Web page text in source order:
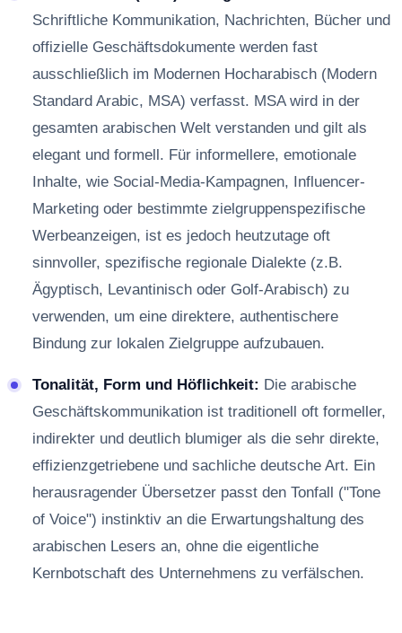
Schriftliche Kommunikation, Nachrichten, Bücher und
offizielle Geschäftsdokumente werden fast
ausschließlich im Modernen Hocharabisch (Modern
Standard Arabic, MSA) verfasst. MSA wird in der
gesamten arabischen Welt verstanden und gilt als
elegant und formell. Für informellere, emotionale
Inhalte, wie Social-Media-Kampagnen, Influencer-
Marketing oder bestimmte zielgruppenspezifische
Werbeanzeigen, ist es jedoch heutzutage oft
sinnvoller, spezifische regionale Dialekte (z.B.
Ägyptisch, Levantinisch oder Golf-Arabisch) zu
verwenden, um eine direktere, authentischere
Bindung zur lokalen Zielgruppe aufzubauen.
Tonalität, Form und Höflichkeit: Die arabische
Geschäftskommunikation ist traditionell oft formeller,
indirekter und deutlich blumiger als die sehr direkte,
effizienzgetriebene und sachliche deutsche Art. Ein
herausragender Übersetzer passt den Tonfall ("Tone
of Voice") instinktiv an die Erwartungshaltung des
arabischen Lesers an, ohne die eigentliche
Kernbotschaft des Unternehmens zu verfälschen.